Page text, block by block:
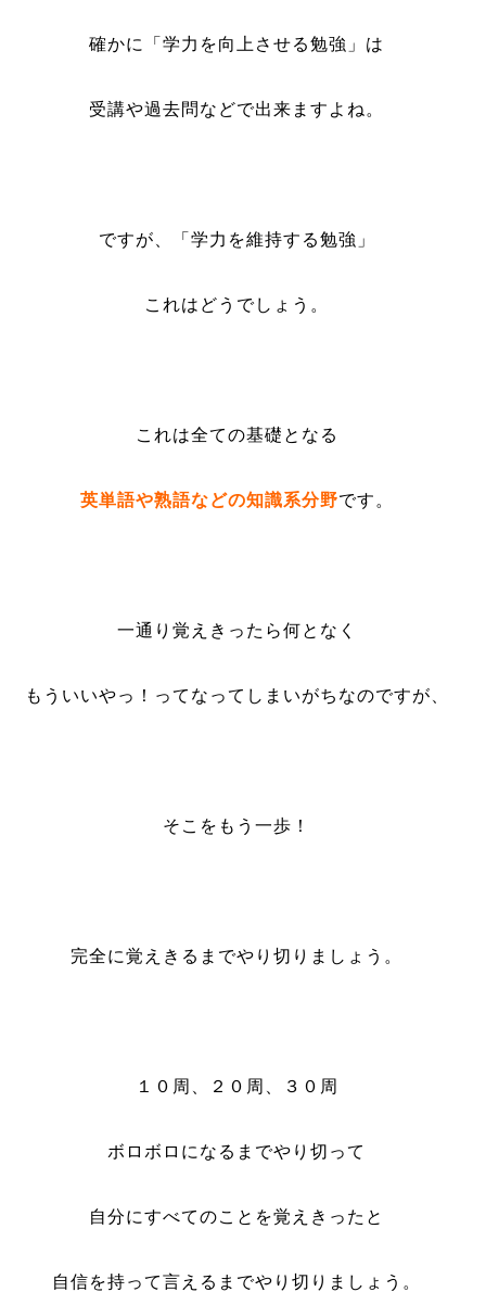
確かに「学力を向上させる勉強」は
受講や過去問などで出来ますよね。
ですが、「学力を維持する勉強」
これはどうでしょう。
これは全ての基礎となる
英単語や熟語などの知識系分野です。
一通り覚えきったら何となく
もういいやっ！ってなってしまいがちなのですが、
そこをもう一歩！
完全に覚えきるまでやり切りましょう。
１０周、２０周、３０周
ボロボロになるまでやり切って
自分にすべてのことを覚えきったと
自信を持って言えるまでやり切りましょう。